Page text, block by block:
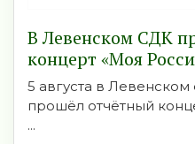
В Левенском СДК
концерт «Моя
5 августа в
прошёл отчётный
...